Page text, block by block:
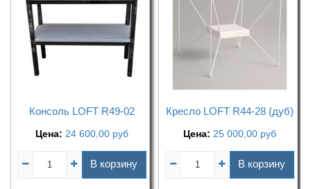
Консоль LOFT R49-02
Цена: 24 600,00 руб
В корзину
Кресло LOFT R44-28 (дуб)
Цена: 25 000,00 руб
В корзину